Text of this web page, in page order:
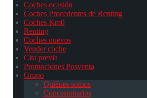
Coches ocasión
Coches Procedentes de Renting
Coches Km0
Renting
Coches nuevos
Vender coche
Cita previa
Promociones Posventa
Grupo
Quiénes somos
Concesionarios